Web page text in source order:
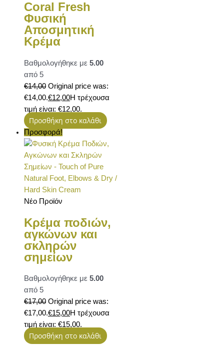
Coral Fresh
Φυσική
Αποσμητική
Κρέμα
Βαθμολογήθηκε με 5.00
από 5
€14,00 Original price was:
€14,00.€12,00Η τρέχουσα
τιμή είναι: €12,00.
Προσθήκη στο καλάθι
Προσφορά!
Νέο Προϊόν
Κρέμα ποδιών,
αγκώνων και
σκληρών
σημείων
Βαθμολογήθηκε με 5.00
από 5
€17,00 Original price was:
€17,00.€15,00Η τρέχουσα
τιμή είναι: €15,00.
Προσθήκη στο καλάθι